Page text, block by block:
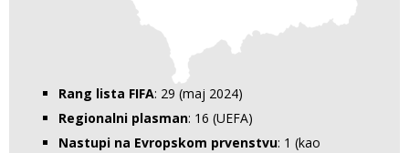
Rang lista FIFA: 29 (maj 2024)
Regionalni plasman: 16 (UEFA)
Nastupi na Evropskom prvenstvu: 1 (kao